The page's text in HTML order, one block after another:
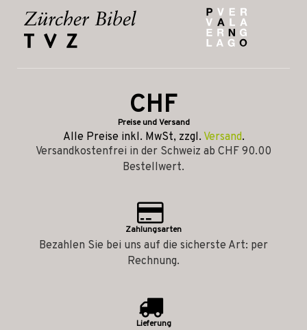
CHF
Preise und Versand
Alle Preise inkl. MwSt, zzgl. Versand.
Versandkostenfrei in der Schweiz ab CHF 90.00
Bestellwert.
Zahlungsarten
Bezahlen Sie bei uns auf die sicherste Art: per
Rechnung.
Lieferung